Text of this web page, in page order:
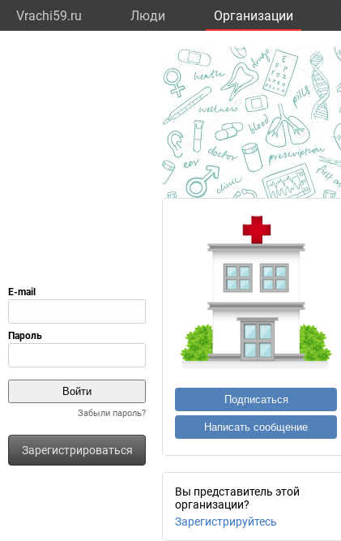
Vrachi59.ru Люди Организации
Забыли пароль?
Зарегистрироваться
Подписаться
Написать сообщение
Вы представитель этой
организации?
Зарегистрируйтесь